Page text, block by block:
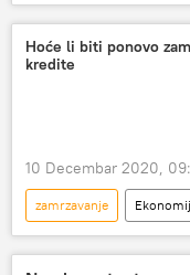
led
Nauka i
Hoće li biti ponovo
kredite
10 Decembar 2020,
zamrzavanje
Jorgovanka Tabaković